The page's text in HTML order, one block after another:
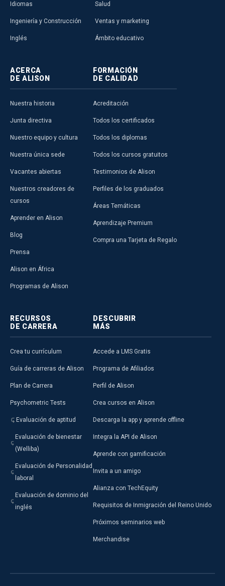
Idiomas
Ingeniería y Construcción
Inglés
Salud
Ventas y marketing
Ámbito educativo
ACERCA
DE ALISON
Nuestra historia
Junta directiva
Nuestro equipo y cultura
Nuestra única sede
Vacantes abiertas
Nuestros creadores de
cursos
Aprender en Alison
Blog
Prensa
Alison en África
Programas de Alison
FORMACIÓN
DE CALIDAD
Acreditación
Todos los certificados
Todos los diplomas
Todos los cursos gratuitos
Testimonios de Alison
Perfiles de los graduados
Áreas Temáticas
Aprendizaje Premium
Compra una Tarjeta de Regalo
RECURSOS
DE CARRERA
Crea tu currículum
Guía de carreras de Alison
Plan de Carrera
Psychometric Tests
Evaluación de aptitud
Evaluación de bienestar
(Welliba)
Evaluación de Personalidad
laboral
Evaluación de dominio del
inglés
DESCUBRIR
MÁS
Accede a LMS Gratis
Programa de Afiliados
Perfil de Alison
Crea cursos en Alison
Descarga la app y aprende offline
Integra la API de Alison
Aprende con gamificación
Invita a un amigo
Alianza con TechEquity
Requisitos de Inmigración del Reino Unido
Próximos seminarios web
Merchandise